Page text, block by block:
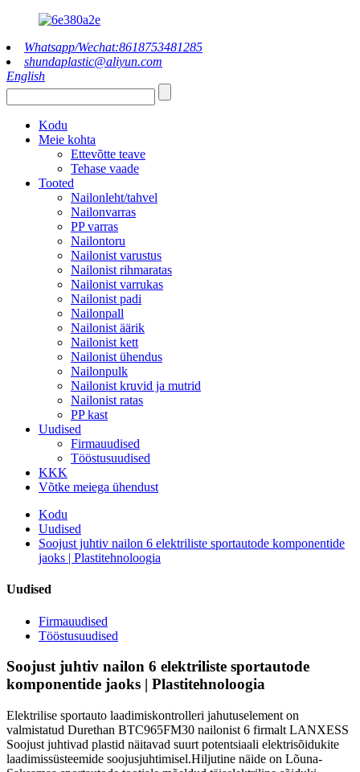
Whatsapp/Wechat:8618753481285
shundaplastic@aliyun.com
English
Kodu
Meie kohta
Ettevõtte teave
Tehase vaade
Tooted
Nailonleht/tahvel
Nailonvarras
PP varras
Nailontoru
Nailonist varustus
Nailonist rihmaratas
Nailonist varrukas
Nailonist padi
Nailonpall
Nailonist äärik
Nailonist kett
Nailonist ühendus
Nailonpulk
Nailonist kruvid ja mutrid
Nailonist ratas
PP kast
Uudised
Firmauudised
Tööstusuudised
KKK
Võtke meiega ühendust
Kodu
Uudised
Soojust juhtiv nailon 6 elektriliste sportautode komponentide
jaoks | Plastitehnoloogia
Uudised
Firmauudised
Tööstusuudised
Soojust juhtiv nailon 6 elektriliste sportautode
komponentide jaoks | Plastitehnoloogia
Elektrilise sportauto laadimiskontrolleri jahutuselement on
valmistatud Durethan BTC965FM30 nailonist 6 firmalt LANXESS
Soojust juhtivad plastid näitavad suurt potentsiaali elektrisõidukite
laadimissüsteemide soojusjuhtimisel.Hiljutine näide on Lõuna-